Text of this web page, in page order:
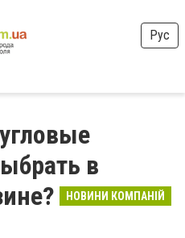
Рус
в
НОВИНИ КОМПАНІЙ